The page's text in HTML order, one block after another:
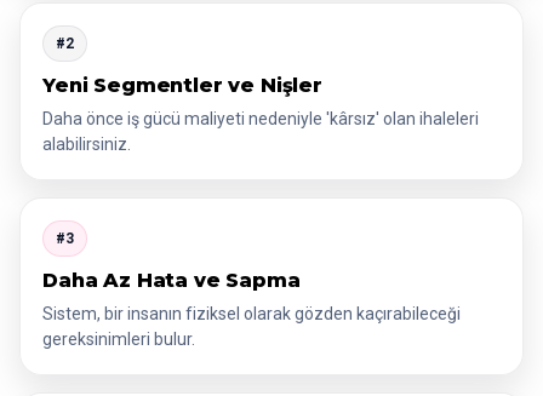
#2
Yeni Segmentler ve Nişler
Daha önce iş gücü maliyeti nedeniyle 'kârsız' olan ihaleleri
alabilirsiniz.
#3
Daha Az Hata ve Sapma
Sistem, bir insanın fiziksel olarak gözden kaçırabileceği
gereksinimleri bulur.